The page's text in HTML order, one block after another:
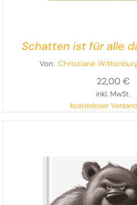
Schatten ist für alle
demokratisches
Von: Christiane
22,00 €
inkl. MwSt.
kostenloser